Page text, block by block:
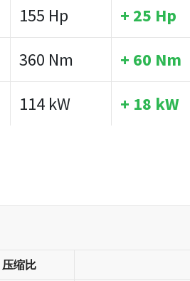
155 Hp
+ 25 Hp
360 Nm
+ 60 Nm
114 kW + 18 kW
压缩比